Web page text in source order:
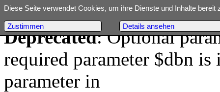
Deprecated: Optional
required parameter $dbn
parameter in
Diese Seite verwendet Cookies, um ihre Dienste und Inhalte
Zustimmen Details ansehen